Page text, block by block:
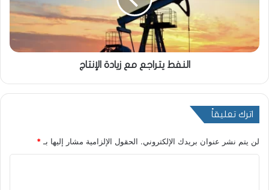
النفط يتراجع مع زيادة الإنتاج
اترك تعليقاً
لن يتم نشر عنوان بريدك الإلكتروني. الحقول الإلزامية مشار إليها بـ *